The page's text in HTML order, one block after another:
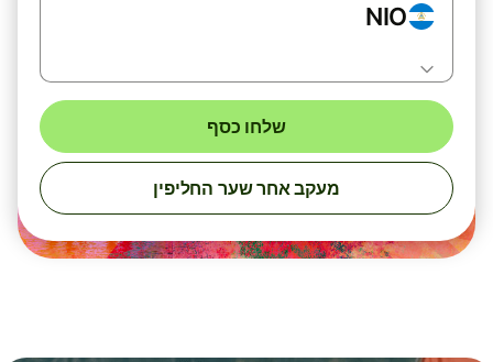
NIO
שלחו כסף
מעקב אחר שער החליפין